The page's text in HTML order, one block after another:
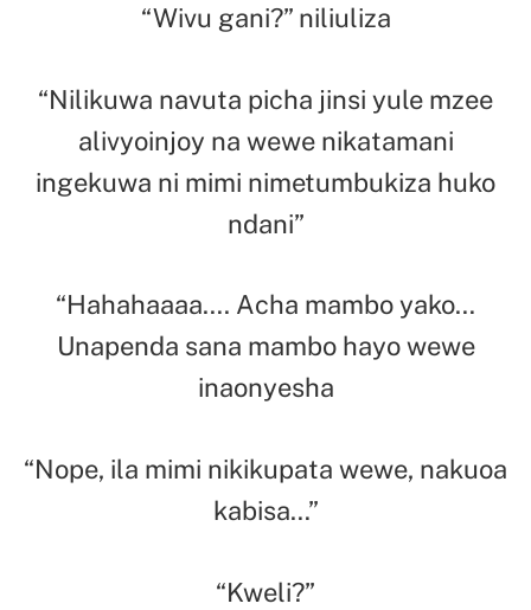
“Wivu gani?” niliuliza
“Nilikuwa navuta picha jinsi yule mzee
alivyoinjoy na wewe nikatamani
ingekuwa ni mimi nimetumbukiza huko
ndani”
“Hahahaaaa…. Acha mambo yako…
Unapenda sana mambo hayo wewe
inaonyesha
“Nope, ila mimi nikikupata wewe, nakuoa
kabisa…”
“Kweli?”